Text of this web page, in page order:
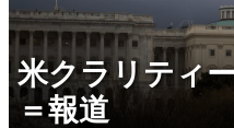
米クラリティ
＝報道